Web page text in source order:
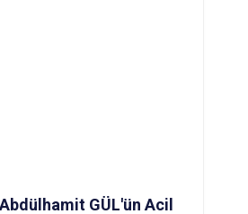
GÜL'ün Acil